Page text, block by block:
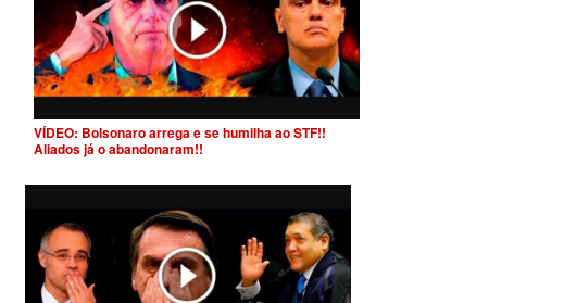
VÍDEO: Bolsonaro arrega e se humilha ao STF!!
Aliados já o abandonaram!!